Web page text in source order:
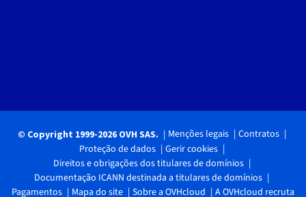
© Copyright 1999-2026 OVH SAS. Menções legais
Contratos
Proteção de dados
Gerir cookies
Direitos e obrigações dos titulares de domínios
Documentação ICANN destinada a titulares de domínios
Pagamentos
Mapa do site Sobre a OVHcloud A OVHcloud recruta